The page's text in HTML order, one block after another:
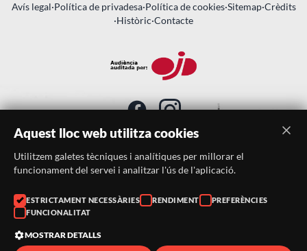
Avís legal·Política de privadesa·Política de cookies·Sitemap·Crèdits
·Històric·Contacte
SUBSCRIU-TE AL BUTLLETÍ
Telèfon:
938046359
Correu:
Aquest lloc web utilitza cookies
Utilitzem galetes tècniques i analítiques per millorar el
funcionament del servei i analitzar l'ús de l'aplicació.
ESTRICTAMENT NECESSÀRIES RENDIMENT
PREFERÈNCIES
FUNCIONALITAT
MOSTRAR DETALLS